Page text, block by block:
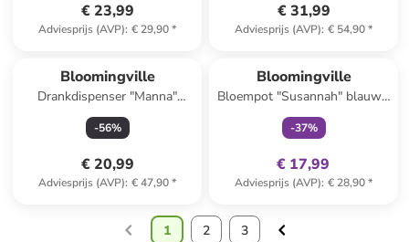
€ 23,99
Adviesprijs (AVP): € 29,90*
€ 31,99
Adviesprijs (AVP): € 54,90*
Bloomingville
Drankdispenser "Manna"
kleurloos/lichtbruin - (H)30 x
Ø 19,5 cm
-56%
€ 20,99
Adviesprijs (AVP): € 47,90*
Bloomingville
Bloempot "Susannah" blauw -
(H)10 x Ø 12 cm
-37%
€ 17,99
Adviesprijs (AVP): € 28,90*
1 2 3